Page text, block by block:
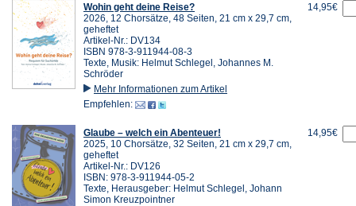
Wohin geht deine Reise?
2026, 12 Chorsätze, 48 Seiten, 21 cm x 29,7 cm,
geheftet
Artikel-Nr.: DV134
ISBN 978-3-911944-08-3
Texte, Musik: Helmut Schlegel, Johannes M.
Schröder
Mehr Informationen zum Artikel
Empfehlen:
14,95€
Glaube – welch ein Abenteuer!
2025, 10 Chorsätze, 32 Seiten, 21 cm x 29,7 cm,
geheftet
Artikel-Nr.: DV126
ISBN: 978-3-911944-05-2
Texte, Herausgeber: Helmut Schlegel, Johann
Simon Kreuzpointner
14,95€